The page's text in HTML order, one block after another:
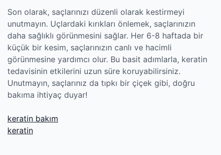
Son olarak, saçlarınızı düzenli olarak kestirmeyi
unutmayın. Uçlardaki kırıkları önlemek, saçlarınızın
daha sağlıklı görünmesini sağlar. Her 6-8 haftada bir
küçük bir kesim, saçlarınızın canlı ve hacimli
görünmesine yardımcı olur. Bu basit adımlarla, keratin
tedavisinin etkilerini uzun süre koruyabilirsiniz.
Unutmayın, saçlarınız da tıpkı bir çiçek gibi, doğru
bakıma ihtiyaç duyar!
keratin bakım
keratin